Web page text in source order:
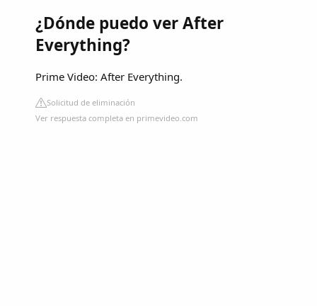
¿Dónde puedo ver After
Everything?
Prime Video: After Everything.
Solicitud de eliminación
Ver respuesta completa en primevideo.com